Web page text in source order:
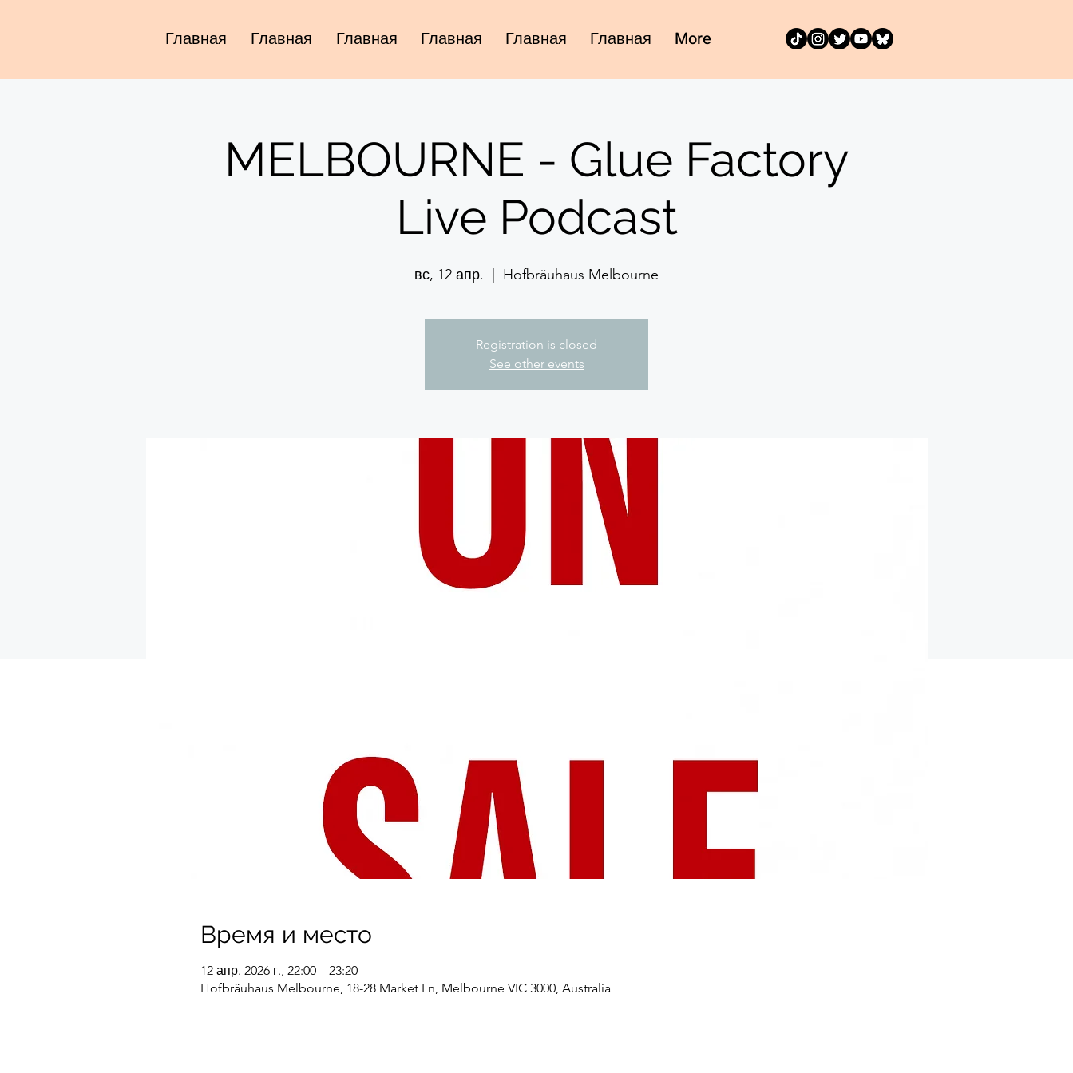
Главная Главная Главная Главная Главная Главная More
MELBOURNE - Glue Factory
Live Podcast
вс, 12 апр. Hofbräuhaus Melbourne
Registration is closed
See other events
Время и место
12 апр. 2026 г., 22:00 – 23:20
Hofbräuhaus Melbourne, 18-28 Market Ln, Melbourne VIC 3000, Australia